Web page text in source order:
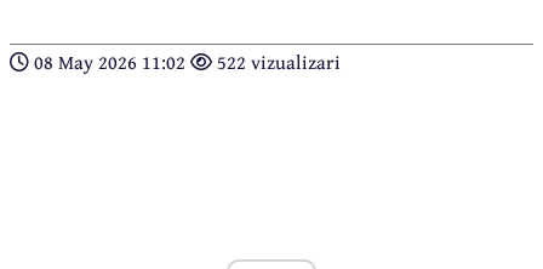
08 May 2026 11:02 522 vizualizari